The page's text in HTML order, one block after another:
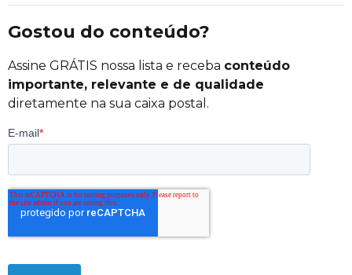
Gostou do conteúdo?
Assine GRÁTIS nossa lista e receba conteúdo
importante, relevante e de qualidade
diretamente na sua caixa postal.